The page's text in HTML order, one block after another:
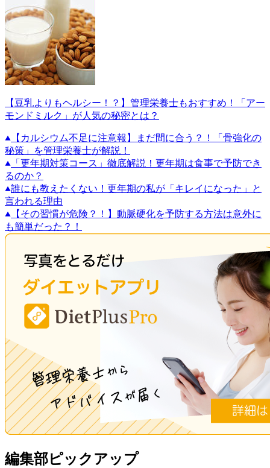
【豆乳よりもヘルシー！？】管理栄養士もおすすめ！「アー
モンドミルク」が人気の秘密とは？
【カルシウム不足に注意報】まだ間に合う？！「骨強化の
秘策」を管理栄養士が解説！
「更年期対策コース」徹底解説！更年期は食事で予防でき
るのか？
誰にも教えたくない！更年期の私が「キレイになった」と
言われる理由
【その習慣が危険？！】動脈硬化を予防する方法は意外に
も簡単だった？！
編集部ピックアップ